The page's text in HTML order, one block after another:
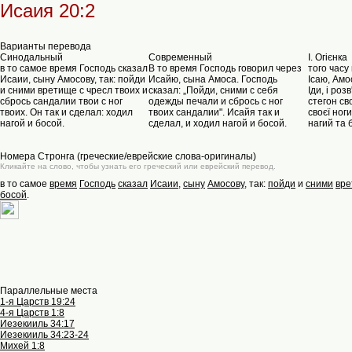
Исаия 20:2
Варианты перевода
Синодальный
в то самое время Господь сказал
Исаии, сыну Амосову, так: пойди
и сними вретище с чресл твоих и
сбрось сандалии твои с ног
твоих. Он так и сделал: ходил
нагой и босой.
Современный
В то время Господь говорил через
Исайю, сына Амоса. Господь
сказал: „Пойди, сними с себя
одежды печали и сбрось с ног
твоих сандалии". Исайя так и
сделал, и ходил нагой и босой.
I. Oгієнка
того
Ісаю,
Іди, і
стегон
своєї
нагий та
Номера Стронга (греческие/еврейские слова-оригиналы)
Кликайте на слово, чтобы узнать его греческий или еврейский перевод.
в то самое время Господь сказал Исаии, сыну Амосову, так: пойди и сними
босой.
Параллельные места
1-я Царств 19:24
4-я Царств 1:8
Иезекииль 34:17
Иезекииль 34:23-24
Михей 1:8